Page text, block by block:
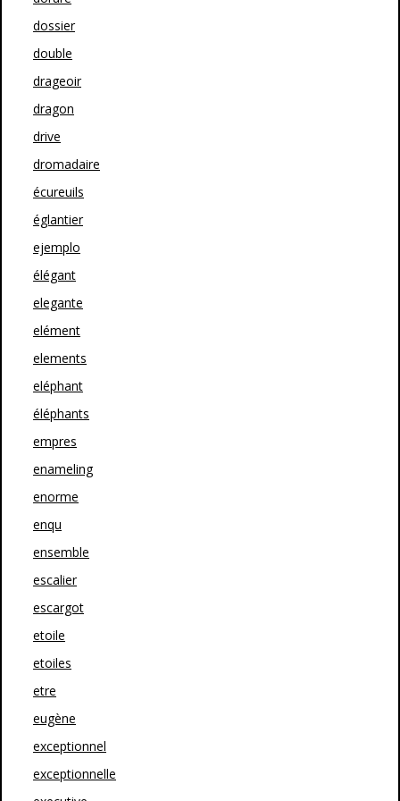
dossier
double
drageoir
dragon
drive
dromadaire
écureuils
églantier
ejemplo
élégant
elegante
elément
elements
eléphant
éléphants
empres
enameling
enorme
enqu
ensemble
escalier
escargot
etoile
etoiles
etre
eugène
exceptionnel
exceptionnelle